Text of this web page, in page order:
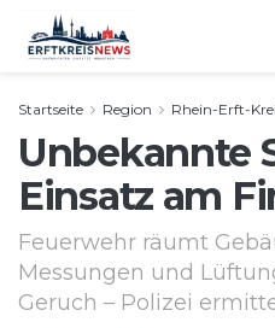
Startseite Region Rhein-Erft-
Unbekannte
Einsatz am
Feuerwehr räumt
Messungen und
Geruch – Polizei